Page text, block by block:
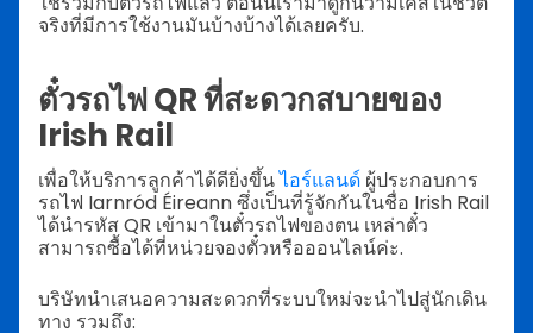
จริงที่มีการใช้งานมันบ้างบ้างได้เลยครับ.
ตั๋วรถไฟ QR ที่สะดวกสบายของ
Irish Rail
เพื่อให้บริการลูกค้าได้ดียิ่งขึ้นไอร์แลนด์ ผู้ประกอบการ
รถไฟ Iarnród Éireann ซึ่งเป็นที่รู้จักกันในชื่อ Irish Rail
ได้นำรหัส QR เข้ามาในตั๋วรถไฟของตน เหล่าตั๋ว
สามารถซื้อได้ที่หน่วยจองตั๋วหรือออนไลน์ค่ะ.
บริษัทนำเสนอความสะดวกที่ระบบใหม่จะนำไปสู่นักเดิน
ทาง รวมถึง: